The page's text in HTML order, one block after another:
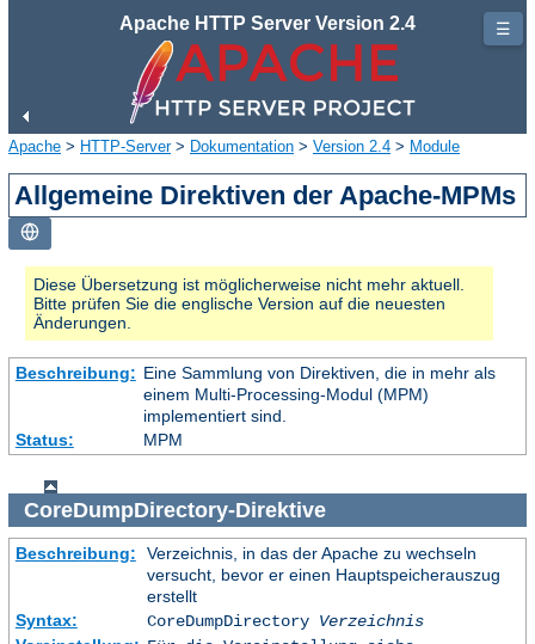
Apache HTTP Server Version 2.4
Apache > HTTP-Server> Dokumentation > Version 2.4 > Module
Allgemeine Direktiven der Apache-MPMs
Diese Übersetzung ist möglicherweise nicht mehr aktuell.
Bitte prüfen Sie die englische Version auf die neuesten
Änderungen.
Beschreibung: Eine Sammlung von Direktiven, die in mehr als
einem Multi-Processing-Modul (MPM)
implementiert sind.
Status:
MPM
CoreDumpDirectory-Direktive
Beschreibung:
Verzeichnis, in das der Apache zu wechseln
versucht, bevor er einen Hauptspeicherauszug
erstellt
Syntax:
CoreDumpDirectory Verzeichnis
☰